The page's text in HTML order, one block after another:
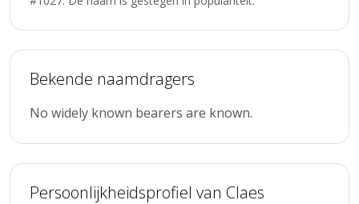
Bekende naamdragers
No widely known bearers are known.
Persoonlijkheidsprofiel van Claes